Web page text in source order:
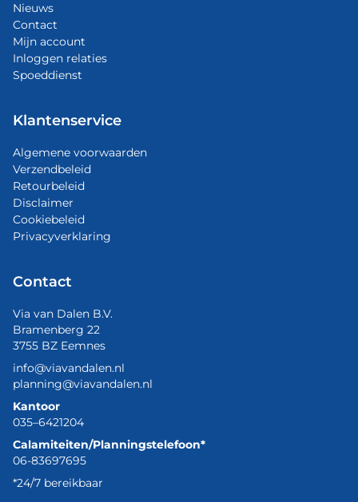
Nieuws
Contact
Mijn account
Inloggen relaties
Spoeddienst
Klantenservice
Algemene voorwaarden
Verzendbeleid
Retourbeleid
Disclaimer
Cookiebeleid
Privacyverklaring
Contact
Via van Dalen B.V.
Bramenberg 22
3755 BZ Eemnes
info@viavandalen.nl
planning@viavandalen.nl
Kantoor
035–6421204
Calamiteiten/Planningstelefoon*
06-83697695
*24/7 bereikbaar